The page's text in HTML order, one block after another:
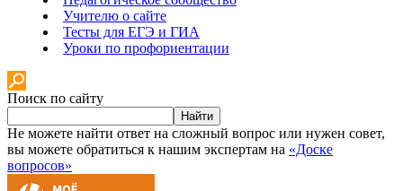
Учителю о сайте
Тесты для ЕГЭ и ГИА
Уроки по профориентации
Поиск по сайту
Найти
Не можете найти ответ на сложный вопрос или нужен совет,
вы можете обратиться к нашим экспертам на «Доске
вопросов»